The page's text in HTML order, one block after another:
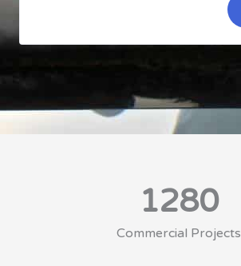
1280
Commercial Projects